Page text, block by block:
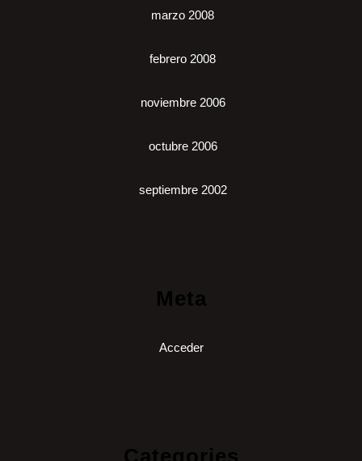
marzo 2008
febrero 2008
noviembre 2006
octubre 2006
septiembre 2002
Meta
Acceder